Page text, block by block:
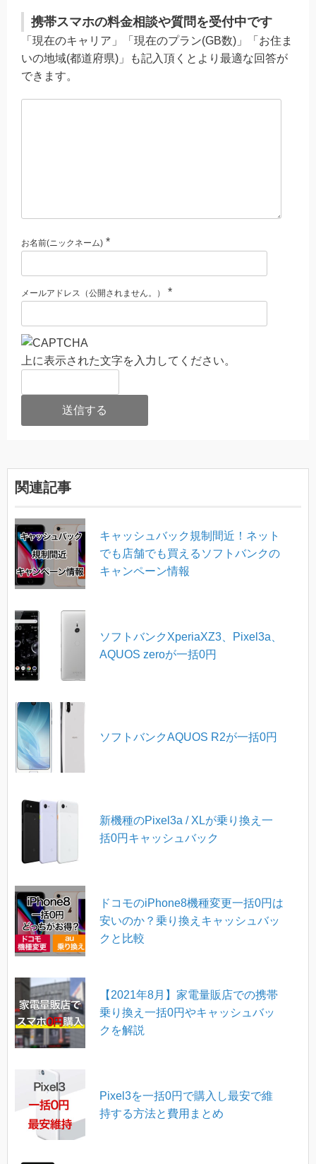
携帯スマホの料金相談や質問を受付中です
「現在のキャリア」「現在のプラン(GB数)」「お住ま
いの地域(都道府県)」も記入頂くとより最適な回答が
できます。
お名前(ニックネーム) *
メールアドレス（公開されません。） *
上に表示された文字を入力してください。
関連記事
キャッシュバック規制間近！ネット
でも店舗でも買えるソフトバンクの
キャンペーン情報
ソフトバンクXperiaXZ3、Pixel3a、
AQUOS zeroが一括0円
ソフトバンクAQUOS R2が一括0円
新機種のPixel3a / XLが乗り換え一
括0円キャッシュバック
ドコモのiPhone8機種変更一括0円は
安いのか？乗り換えキャッシュバッ
クと比較
【2021年8月】家電量販店での携帯
乗り換え一括0円やキャッシュバッ
クを解説
Pixel3を一括0円で購入し最安で維
持する方法と費用まとめ